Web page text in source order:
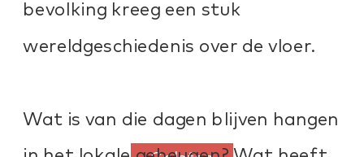
bevolking kreeg een stuk
wereldgeschiedenis over de vloer.
Wat is van die dagen blijven hangen